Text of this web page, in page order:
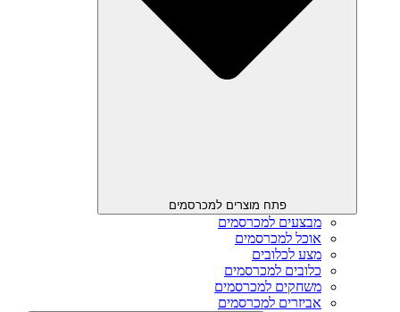
פתח מוצרים למכרסמים
מבצעים למכרסמים
אוכל למכרסמים
מצע לכלובים
כלובים למכרסמים
משחקים למכרסמים
אביזרים למכרסמים